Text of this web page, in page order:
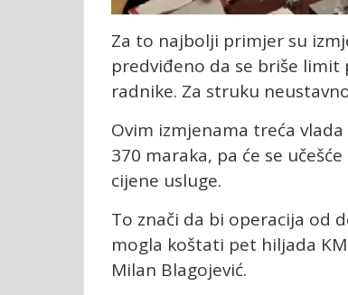
Za to najbolji primjer su
predviđeno da se briše
radnike. Za struku
Ovim izmjenama treća
370 maraka, pa će se
cijene usluge.
To znači da bi operacija od
mogla koštati pet hiljada
Milan Blagojević.